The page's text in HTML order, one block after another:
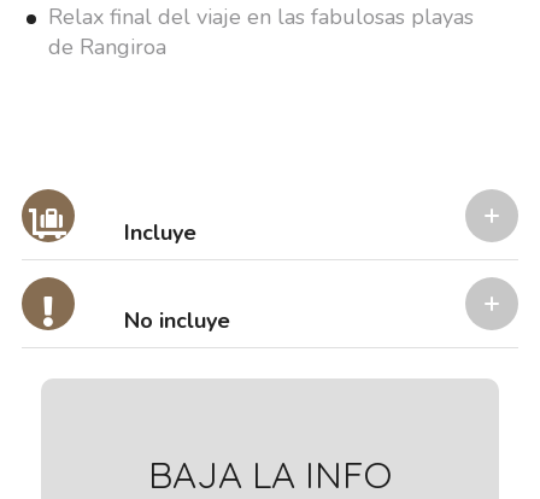
Relax final del viaje en las fabulosas playas
de Rangiroa
Incluye
No incluye
BAJA LA INFO